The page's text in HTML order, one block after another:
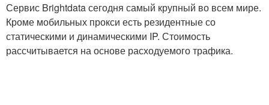
Сервис Brightdata сегодня самый крупный во всем мире.
Кроме мобильных прокси есть резидентные со
статическими и динамическими IP. Стоимость
рассчитывается на основе расходуемого трафика.